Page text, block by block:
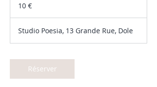
10 €
Studio Poesia, 13 Grande Rue, Dole
Réserver